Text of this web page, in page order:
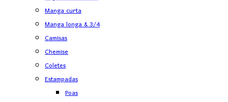
Manga curta
Manga longa & 3/4
Camisas
Chemise
Coletes
Estampadas
Poas